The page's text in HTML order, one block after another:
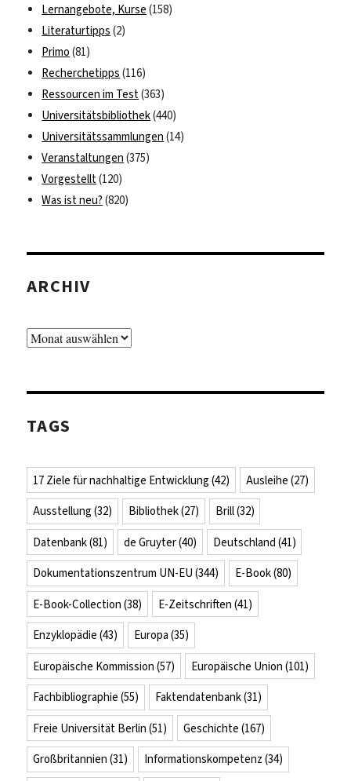
Lernangebote, Kurse (158)
Literaturtipps (2)
Primo (81)
Recherchetipps (116)
Ressourcen im Test(363)
Universitätsbibliothek(440)
Universitätssammlungen (14)
Veranstaltungen (375)
Vorgestellt(120)
Was ist neu? (820)
ARCHIV
Archiv
TAGS
17 Ziele für nachhaltige Entwicklung (42) Ausleihe (27)
Ausstellung (32) Bibliothek(27) Brill(32)
Datenbank(81) de Gruyter(40) Deutschland (41)
Dokumentationszentrum UN-EU (344) E-Book(80)
E-Book-Collection (38) E-Zeitschriften (41)
Enzyklopädie (43) Europa (35)
Europäische Kommission (57) Europäische Union (101)
Fachbibliographie (55) Faktendatenbank(31)
Freie Universität Berlin (51) Geschichte (167)
Großbritannien (31) Informationskompetenz (34)